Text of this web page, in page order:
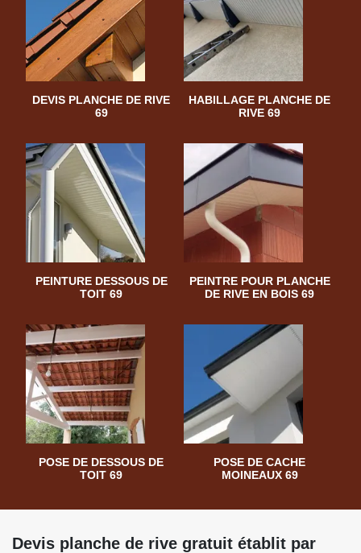
DEVIS PLANCHE DE RIVE
69
HABILLAGE PLANCHE DE
RIVE 69
PEINTURE DESSOUS DE
TOIT 69
PEINTRE POUR PLANCHE
DE RIVE EN BOIS 69
POSE DE DESSOUS DE
TOIT 69
POSE DE CACHE
MOINEAUX 69
Devis planche de rive gratuit établit par